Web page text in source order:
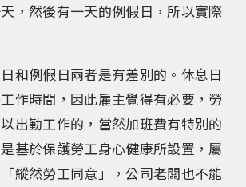
，然後有一天的例假日，所以實際
和例假日兩者是有差別的。休息日
作時間，因此雇主覺得有必要，勞
出勤工作的，當然加班費有特別的
基於保護勞工身心健康所設置，屬
縱然勞工同意」，公司老闆也不能